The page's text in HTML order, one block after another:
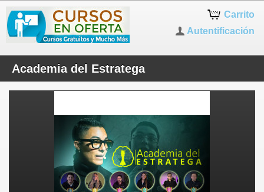
Carrito
Autentificación
Academia del Estratega